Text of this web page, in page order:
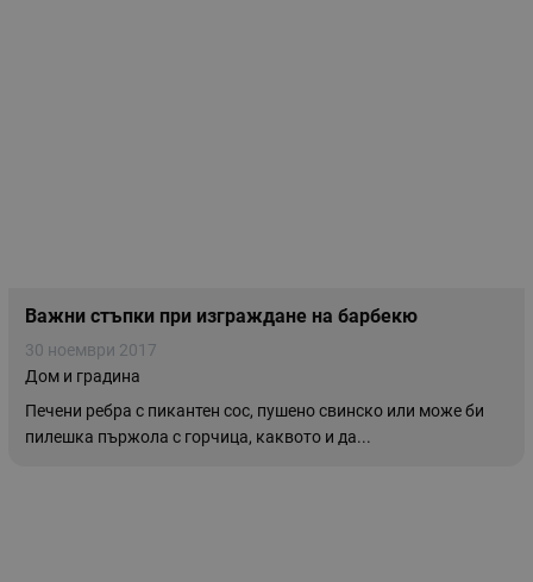
Важни стъпки при изграждане на барбекю
30 ноември 2017
Дом и градина
Печени ребра с пикантен сос, пушено свинско или може би
пилешка пържола с горчица, каквото и да...